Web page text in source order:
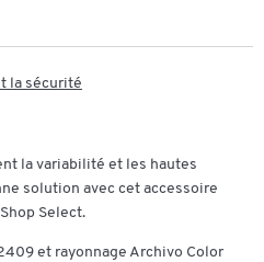
la sécurité
la variabilité et les hautes
solution avec cet accessoire
Select.
et rayonnage Archivo Color